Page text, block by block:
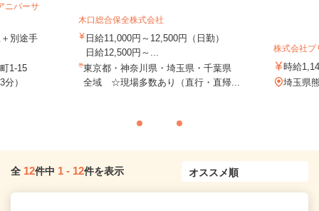
ニバーサ
別途手
1-15
）
木口総合保全株式会社
日給11,000円～12,500円（日勤）
日給12,500円～...
東京都・神奈川県・埼玉県・千葉県
全域 ☆現場多数あり（直行・直帰...
株式会社
時給
埼玉県
全 12件中 1 - 12件を表示